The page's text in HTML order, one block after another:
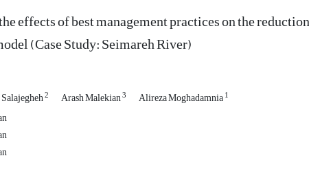
effects of best management practices on the
(Case Study: Seimareh River)
2 Arash Malekian3 Alireza Moghadamnia1